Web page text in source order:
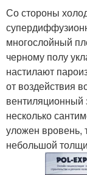
Со стороны
многослойный
черному полу
настилают
от воздействия
вентиляционный
несколько
уложен вровень,
небольшой